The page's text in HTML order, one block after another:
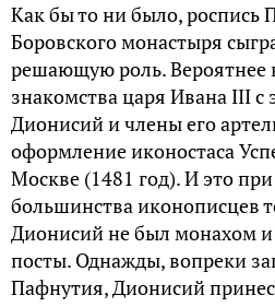
Как бы то ни было, роспись
Боровского монастыря
решающую роль. Вероятнее
знакомства царя Ивана III с
Дионисий и члены его
оформление иконостаса
Москве (1481 год). И это
большинства иконописцев
Дионисий не был монахом
посты. Однажды, вопреки
Пафнутия, Дионисий